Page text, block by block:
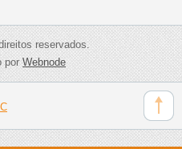
reservados.
porWebnode